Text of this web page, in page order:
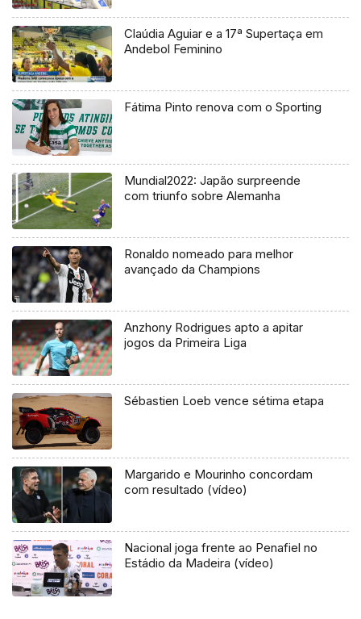
Claúdia Aguiar e a 17ª Supertaça em
Andebol Feminino
Fátima Pinto renova com o Sporting
Mundial2022: Japão surpreende
com triunfo sobre Alemanha
Ronaldo nomeado para melhor
avançado da Champions
Anzhony Rodrigues apto a apitar
jogos da Primeira Liga
Sébastien Loeb vence sétima etapa
Margarido e Mourinho concordam
com resultado (vídeo)
Nacional joga frente ao Penafiel no
Estádio da Madeira (vídeo)